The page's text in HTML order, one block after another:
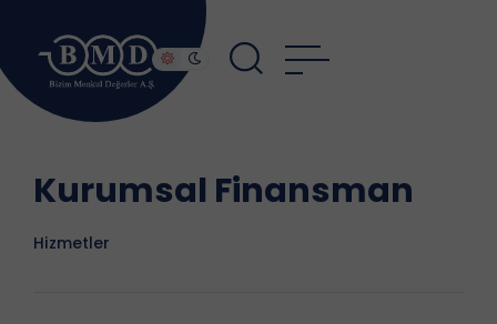
Kurumsal Finansman
Hizmetler